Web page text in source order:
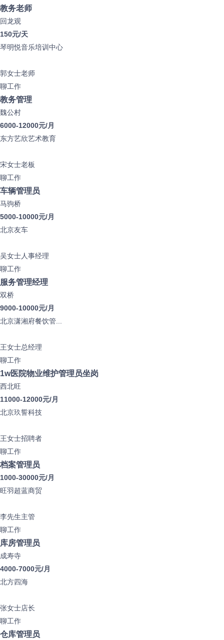
教务老师
回龙观
150元/天
琴明悦音乐培训中心
郭女士老师
聊工作
教务管理
魏公村
6000-12000元/月
东方艺欣艺术教育
宋女士老板
聊工作
车辆管理员
马驹桥
5000-10000元/月
北京友车
吴女士人事经理
聊工作
服务管理经理
双桥
9000-10000元/月
北京潇湘府餐饮管...
王女士总经理
聊工作
1w医院物业维护管理员坐岗
西北旺
11000-12000元/月
北京玖誓科技
王女士招聘者
聊工作
档案管理员
1000-30000元/月
旺羽超蓝商贸
李先生主管
聊工作
库房管理员
成寿寺
4000-7000元/月
北方四海
张女士店长
聊工作
仓库管理员